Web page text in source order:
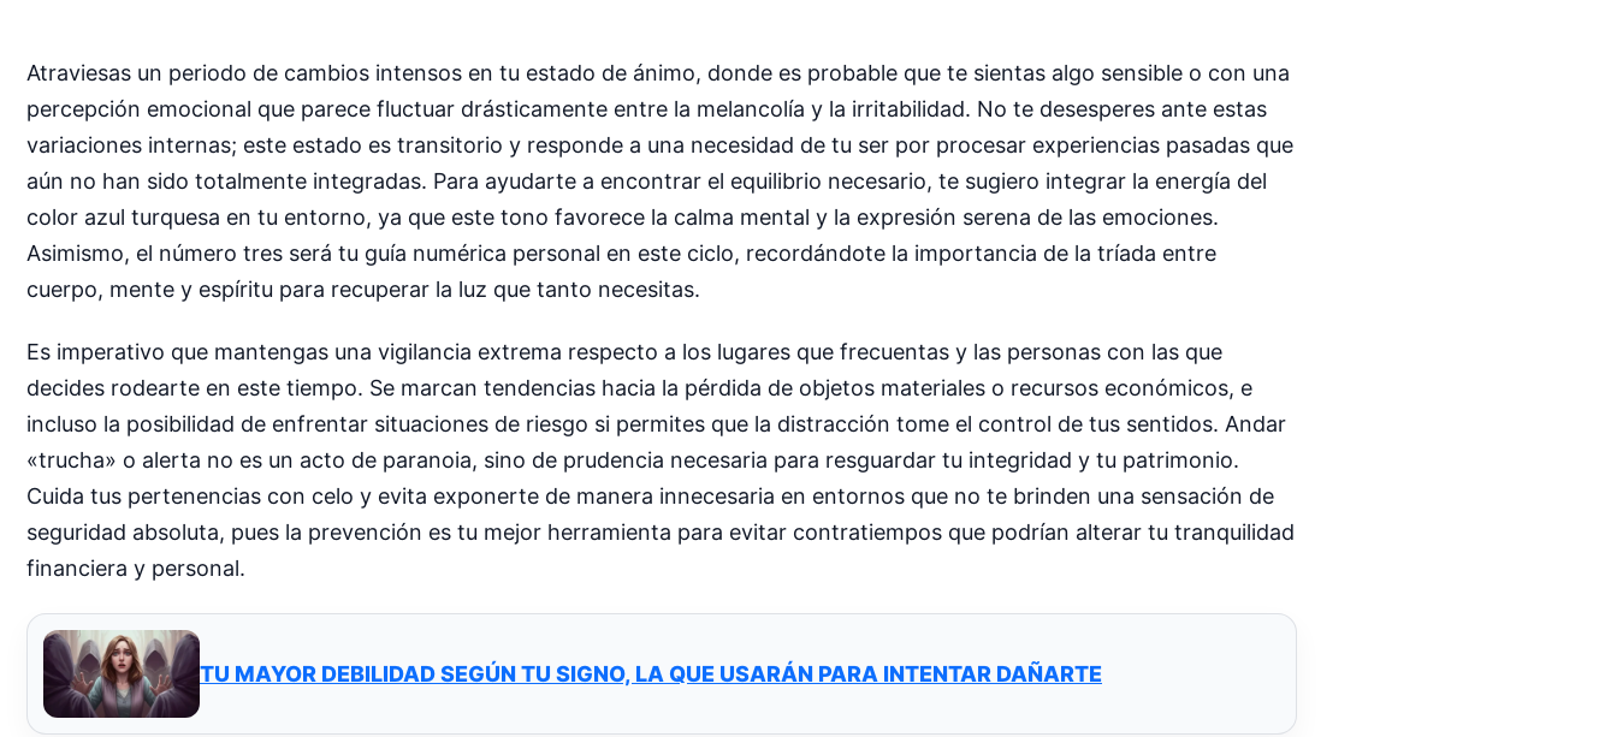
Atraviesas un periodo de cambios intensos en tu estado de ánimo, donde es probable que te sientas algo sensible o con una
percepción emocional que parece fluctuar drásticamente entre la melancolía y la irritabilidad. No te desesperes ante estas
variaciones internas; este estado es transitorio y responde a una necesidad de tu ser por procesar experiencias pasadas que
aún no han sido totalmente integradas. Para ayudarte a encontrar el equilibrio necesario, te sugiero integrar la energía del
color azul turquesa en tu entorno, ya que este tono favorece la calma mental y la expresión serena de las emociones.
Asimismo, el número tres será tu guía numérica personal en este ciclo, recordándote la importancia de la tríada entre
cuerpo, mente y espíritu para recuperar la luz que tanto necesitas.
Es imperativo que mantengas una vigilancia extrema respecto a los lugares que frecuentas y las personas con las que
decides rodearte en este tiempo. Se marcan tendencias hacia la pérdida de objetos materiales o recursos económicos, e
incluso la posibilidad de enfrentar situaciones de riesgo si permites que la distracción tome el control de tus sentidos. Andar
«trucha» o alerta no es un acto de paranoia, sino de prudencia necesaria para resguardar tu integridad y tu patrimonio.
Cuida tus pertenencias con celo y evita exponerte de manera innecesaria en entornos que no te brinden una sensación de
seguridad absoluta, pues la prevención es tu mejor herramienta para evitar contratiempos que podrían alterar tu tranquilidad
financiera y personal.
TU MAYOR DEBILIDAD SEGÚN TU SIGNO, LA QUE USARÁN PARA INTENTAR DAÑARTE